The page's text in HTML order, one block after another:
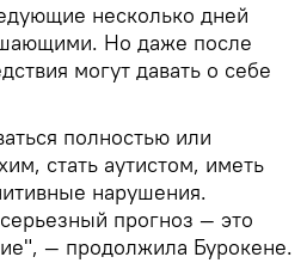
несколько дней
Но даже после
могут давать о себе
полностью или
стать аутистом, иметь
нарушения.
прогноз — это
— продолжила Бурокене.